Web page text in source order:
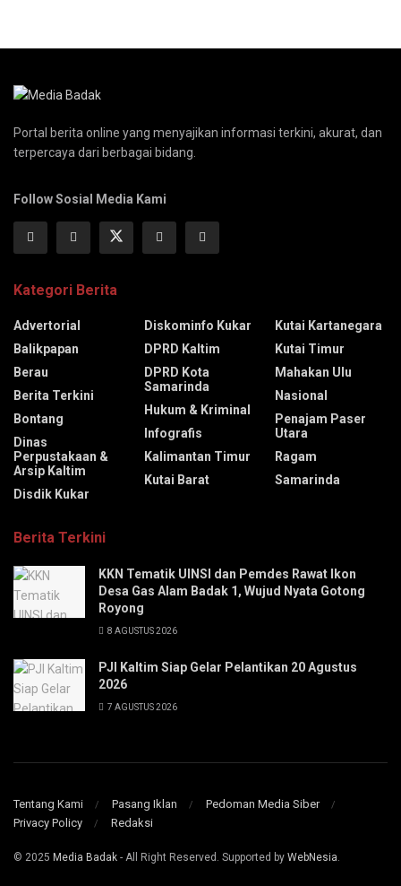
Portal berita online yang menyajikan informasi terkini, akurat, dan
terpercaya dari berbagai bidang.
Follow Sosial Media Kami
Kategori Berita
Advertorial
Balikpapan
Berau
Berita Terkini
Bontang
Dinas
Perpustakaan &
Arsip Kaltim
Disdik Kukar
Diskominfo Kukar
DPRD Kaltim
DPRD Kota
Samarinda
Hukum & Kriminal
Infografis
Kalimantan Timur
Kutai Barat
Kutai Kartanegara
Kutai Timur
Mahakan Ulu
Nasional
Penajam Paser
Utara
Ragam
Samarinda
Berita Terkini
KKN Tematik UINSI dan Pemdes Rawat Ikon
Desa Gas Alam Badak 1, Wujud Nyata Gotong
Royong
8 AGUSTUS 2026
PJI Kaltim Siap Gelar Pelantikan 20 Agustus
2026
7 AGUSTUS 2026
Tentang Kami Pasang Iklan
Pedoman Media Siber
Privacy Policy
Redaksi
© 2025 Media Badak - All Right Reserved. Supported by WebNesia.